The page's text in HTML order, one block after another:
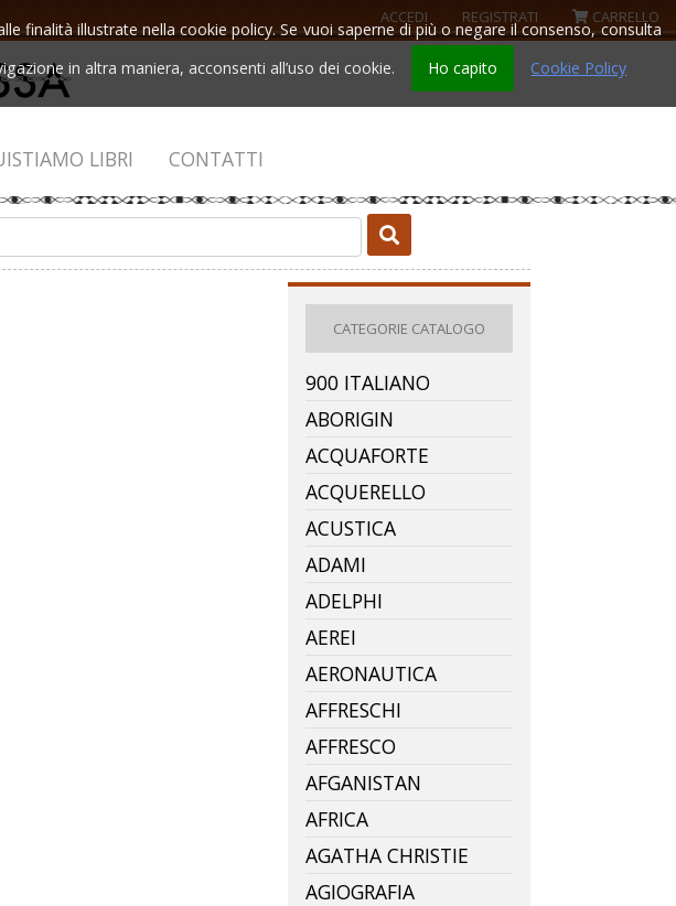
finalità illustrate nella cookie policy. Se vuoi saperne di più o negare il consenso, consulta
in altra maniera, acconsenti all’uso dei cookie.
Ho capito Cookie Policy
ACCEDI REGISTRATI CARRELLO
LIBRI CONTATTI
CATEGORIE CATALOGO
900 ITALIANO
ABORIGIN
ACQUAFORTE
ACQUERELLO
ACUSTICA
ADAMI
ADELPHI
AEREI
AERONAUTICA
AFFRESCHI
AFFRESCO
AFGANISTAN
AFRICA
AGATHA CHRISTIE
AGIOGRAFIA